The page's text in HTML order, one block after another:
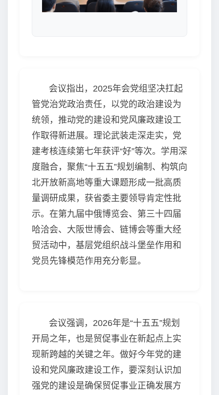
会议指出，2025年会党组坚决扛起
管党治党政治责任，以党的政治建设为
统领，推动党的建设和党风廉政建设工
作取得新进展。理论武装走深走实，党
建考核连续第七年获评“好”等次。学用深
度融合，聚焦“十五五”规划编制、构筑向
北开放新高地等重大课题形成一批高质
量调研成果，获省委主要领导肯定性批
示。在第九届中俄博览会、第三十四届
哈洽会、大阪世博会、链博会等重大经
贸活动中，基层党组织战斗堡垒作用和
党员先锋模范作用充分彰显。
会议强调，2026年是“十五五”规划
开局之年，也是贸促事业在新起点上实
现新跨越的关键之年。做好今年党的建
设和党风廉政建设工作，要深刻认识加
强党的建设是确保贸促事业正确发展方